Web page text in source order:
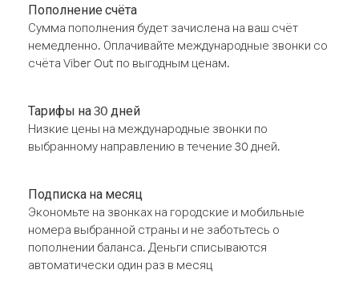
Пополнение счёта
Сумма пополнения будет зачислена на ваш счёт
немедленно. Оплачивайте международные звонки со
счёта Viber Out по выгодным ценам.
Тарифы на 30 дней
Низкие цены на международные звонки по
выбранному направлению в течение 30 дней.
Подписка на месяц
Экономьте на звонках на городские и мобильные
номера выбранной страны и не заботьтесь о
пополнении баланса. Деньги списываются
автоматически один раз в месяц